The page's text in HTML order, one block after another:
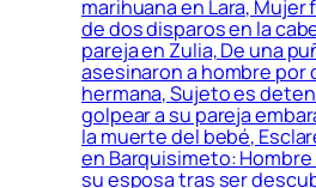
marihuana en Lara, Mujer
de dos disparos en la
pareja en Zulia, De una
asesinaron a hombre por
hermana, Sujeto es
golpear a su pareja
la muerte del bebé,
en Barquisimeto:
su esposa tras ser